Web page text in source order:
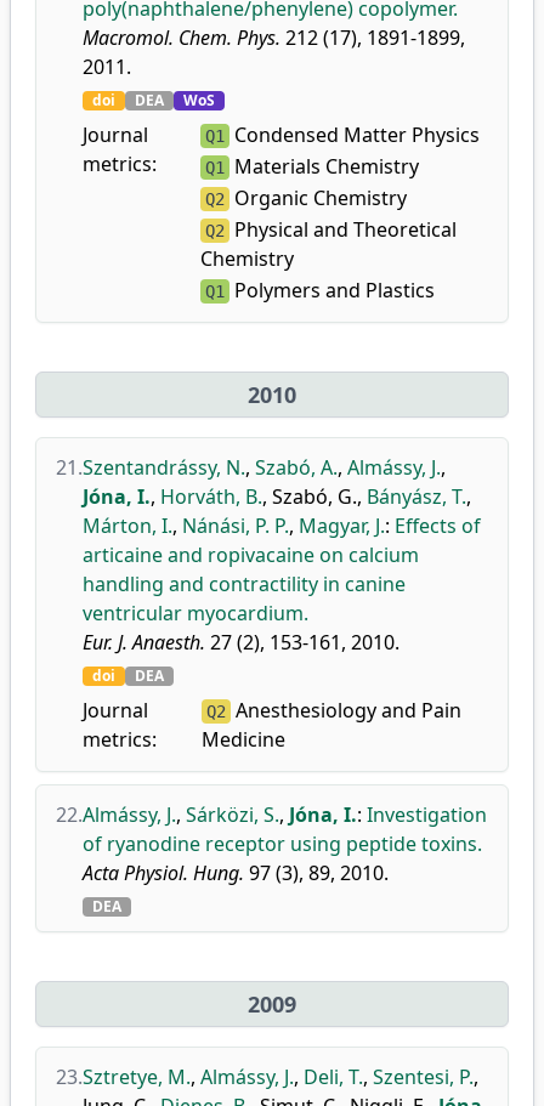
poly(naphthalene/phenylene) copolymer.
Macromol. Chem. Phys. 212 (17), 1891-1899,
2011.
doi DEA WoS
Journal
metrics:
Q1 Condensed Matter Physics
Q1 Materials Chemistry
Q2 Organic Chemistry
Q2 Physical and Theoretical
Chemistry
Q1 Polymers and Plastics
2010
21.Szentandrássy, N., Szabó, A., Almássy, J.,
Jóna, I., Horváth, B., Szabó, G., Bányász, T.,
Márton, I., Nánási, P. P., Magyar, J.: Effects of
articaine and ropivacaine on calcium
handling and contractility in canine
ventricular myocardium.
Eur. J. Anaesth. 27 (2), 153-161, 2010.
doi DEA
Journal
metrics:
Q2 Anesthesiology and Pain
Medicine
22.Almássy, J., Sárközi, S., Jóna, I.: Investigation
of ryanodine receptor using peptide toxins.
Acta Physiol. Hung. 97 (3), 89, 2010.
DEA
2009
23.Sztretye, M., Almássy, J., Deli, T., Szentesi, P.,